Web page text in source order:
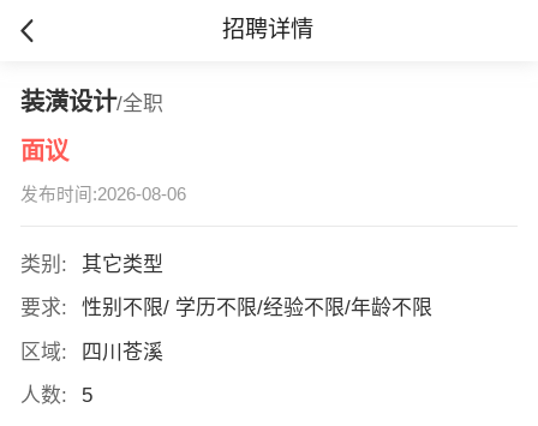
招聘详情
装潢设计/全职
面议
发布时间:2026-08-06
类别:
其它类型
要求:
性别不限/ 学历不限/经验不限/年龄不限
区域:
四川苍溪
人数:
5